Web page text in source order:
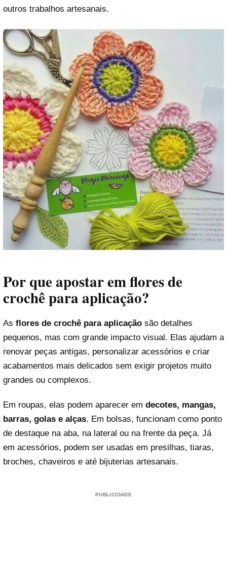
outros trabalhos artesanais.
Por que apostar em flores de
crochê para aplicação?
As flores de crochê para aplicação são detalhes
pequenos, mas com grande impacto visual. Elas ajudam a
renovar peças antigas, personalizar acessórios e criar
acabamentos mais delicados sem exigir projetos muito
grandes ou complexos.
Em roupas, elas podem aparecer em decotes, mangas,
barras, golas e alças. Em bolsas, funcionam como ponto
de destaque na aba, na lateral ou na frente da peça. Já
em acessórios, podem ser usadas em presilhas, tiaras,
broches, chaveiros e até bijuterias artesanais.
PUBLICIDADE